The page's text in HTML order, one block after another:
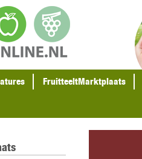
FruitteeltMarktplaats